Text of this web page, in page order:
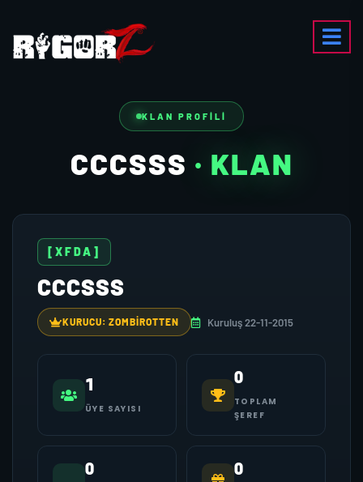
KLAN PROFILI
CCCSSS · KLAN
[XFDA]
CCCSSS
KURUCU: ZOMBIROTTEN Kuruluş 22-11-2015
1
ÜYE SAYISI
0
TOPLAM
ŞEREF
0 0